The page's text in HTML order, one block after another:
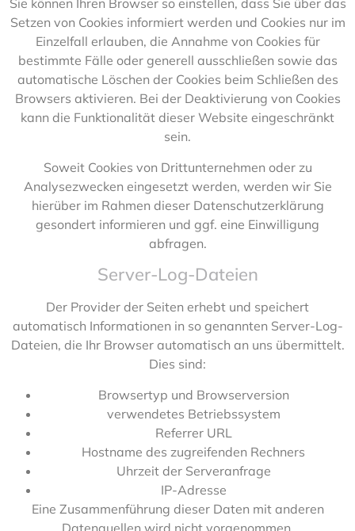
Sie können Ihren Browser so einstellen, dass Sie über das
Setzen von Cookies informiert werden und Cookies nur im
Einzelfall erlauben, die Annahme von Cookies für
bestimmte Fälle oder generell ausschließen sowie das
automatische Löschen der Cookies beim Schließen des
Browsers aktivieren. Bei der Deaktivierung von Cookies
kann die Funktionalität dieser Website eingeschränkt
sein.
Soweit Cookies von Drittunternehmen oder zu
Analysezwecken eingesetzt werden, werden wir Sie
hierüber im Rahmen dieser Datenschutzerklärung
gesondert informieren und ggf. eine Einwilligung
abfragen.
Server-Log-Dateien
Der Provider der Seiten erhebt und speichert
automatisch Informationen in so genannten Server-Log-
Dateien, die Ihr Browser automatisch an uns übermittelt.
Dies sind:
Browsertyp und Browserversion
verwendetes Betriebssystem
Referrer URL
Hostname des zugreifenden Rechners
Uhrzeit der Serveranfrage
IP-Adresse
Eine Zusammenführung dieser Daten mit anderen
Datenquellen wird nicht vorgenommen.